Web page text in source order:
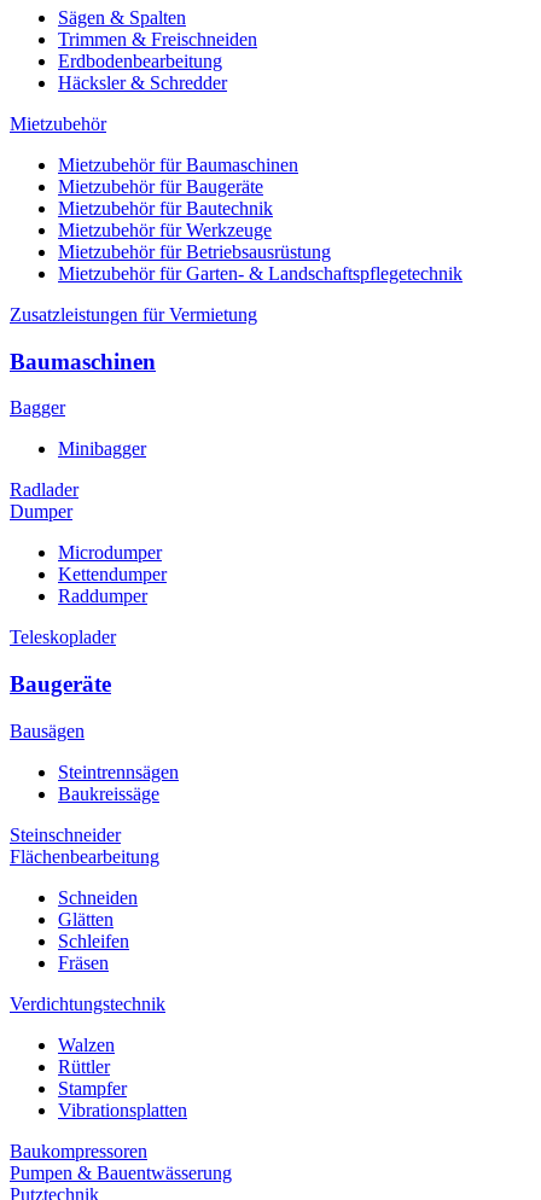
Sägen & Spalten
Trimmen & Freischneiden
Erdbodenbearbeitung
Häcksler & Schredder
Mietzubehör
Mietzubehör für Baumaschinen
Mietzubehör für Baugeräte
Mietzubehör für Bautechnik
Mietzubehör für Werkzeuge
Mietzubehör für Betriebsausrüstung
Mietzubehör für Garten- & Landschaftspflegetechnik
Zusatzleistungen für Vermietung
Baumaschinen
Bagger
Minibagger
Radlader
Dumper
Microdumper
Kettendumper
Raddumper
Teleskoplader
Baugeräte
Bausägen
Steintrennsägen
Baukreissäge
Steinschneider
Flächenbearbeitung
Schneiden
Glätten
Schleifen
Fräsen
Verdichtungstechnik
Walzen
Rüttler
Stampfer
Vibrationsplatten
Baukompressoren
Pumpen & Bauentwässerung
Putztechnik